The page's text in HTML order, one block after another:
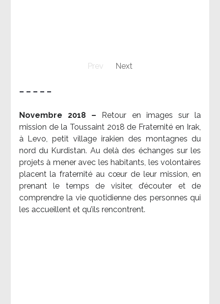
Prev Next
– – – – –
Novembre 2018 –
Retour en images sur la
mission de la Toussaint 2018 de Fraternité en Irak,
à Levo, petit village irakien des montagnes du
nord du Kurdistan. Au delà des échanges sur les
projets à mener avec les habitants, les volontaires
placent la fraternité au cœur de leur mission, en
prenant le temps de visiter, d’écouter et de
comprendre la vie quotidienne des personnes qui
les accueillent et qu’ils rencontrent.